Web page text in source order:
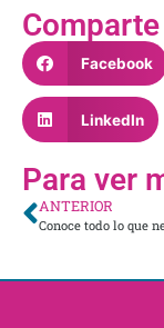
Facebook
LinkedIn
Para ver
ANTERIOR